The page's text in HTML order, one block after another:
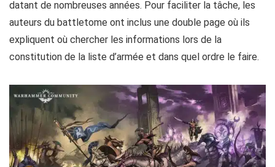
datant de nombreuses années. Pour faciliter la tâche, les
auteurs du battletome ont inclus une double page où ils
expliquent où chercher les informations lors de la
constitution de la liste d’armée et dans quel ordre le faire.